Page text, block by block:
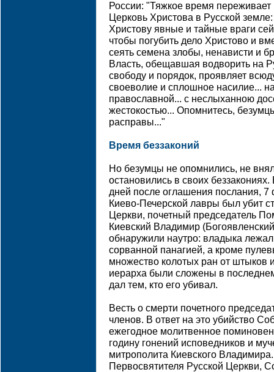
России: "Тяжкое время
Церковь Христова в Русской
Христову явные и тайные враги
чтобы погубить дело Христово и
сеять семена злобы, ненависти и
Власть, обещавшая водворить на
свободу и порядок, проявляет
своеволие и сплошное насилие...
православной... с неслыханною
жестокостью... Опомнитесь,
расправы..."
Время беззаконий
Но безумцы не опомнились, не
остановились в своих
дней после оглашения послания, 7
Киево-Печерской лавры был убит
Церкви, почетный председатель
Киевский Владимир
обнаружили наутро: владыка
сорванной панагией, а кроме
множество колотых ран от штыков
иерарха были сложены в
дал тем, кто его убивал.
Весть о смерти почетного
членов. В ответ на это убийство
ежегодное молитвенное
годину гонений исповедников и
митрополита Киевского
Первосвятителя Русской Церкви,